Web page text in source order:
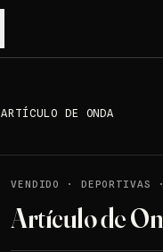
ARTÍCULO DE ONDA
VENDIDO · DEPORTIVAS
Artículo de